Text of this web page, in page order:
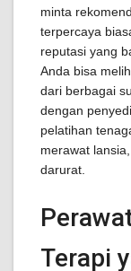
minta
terpercaya
reputasi yang
Anda bisa
dari berbagai
dengan
pelatihan
merawat
darurat.
Terapi